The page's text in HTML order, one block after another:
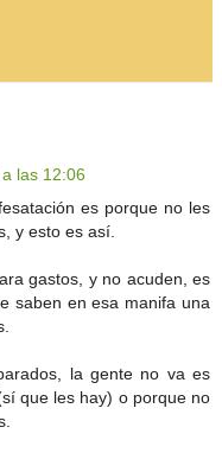
las 12:06
es porque no les
y esto es así.
gastos, y no acuden, es
saben en esa manifa una
la gente no va es
que les hay) o porque no